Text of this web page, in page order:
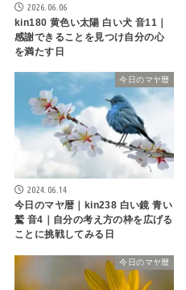
2026.06.06
kin180 黄色い太陽 白い犬 音11｜
感謝できることを見つけ自分の心
を満たす日
今日のマヤ暦
2024.06.14
今日のマヤ暦｜kin238 白い鏡 青い
鷲 音4｜自分の考え方の枠を広げる
ことに挑戦してみる日
今日のマヤ暦